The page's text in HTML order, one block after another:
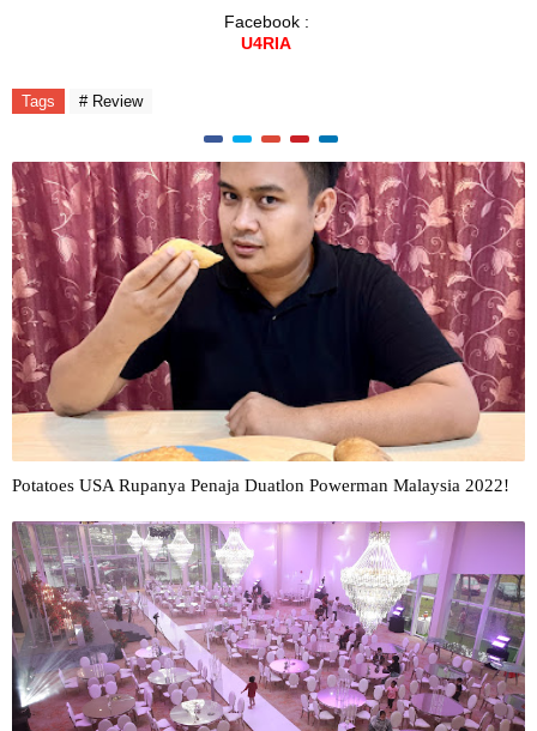
Facebook :
U4RIA
Tags # Review
Potatoes USA Rupanya Penaja Duatlon Powerman Malaysia 2022!